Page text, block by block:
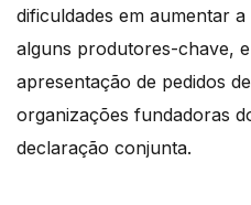
dificuldades em aumentar
alguns produtores-chave,
apresentação de pedidos
organizações fundadoras
declaração conjunta.